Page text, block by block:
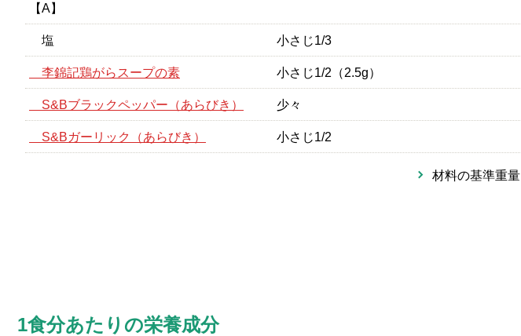
【A】
塩 小さじ1/3
李錦記鶏がらスープの素 小さじ1/2（2.5g）
S&Bブラックペッパー（あらびき） 少々
S&Bガーリック（あらびき） 小さじ1/2
材料の基準重量
1食分あたりの栄養成分